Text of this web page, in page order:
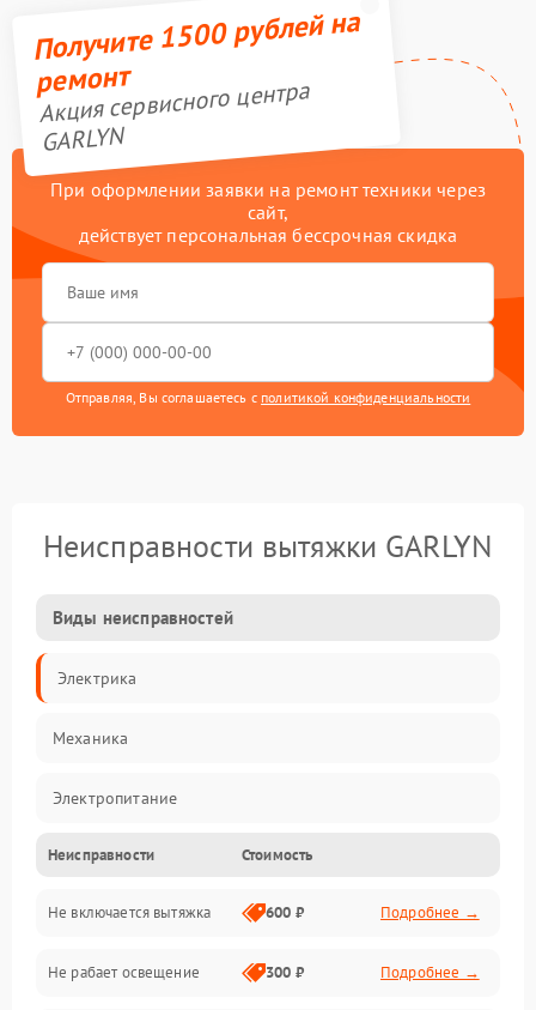
Получите 1500 рублей на
ремонт
Акция сервисного центра
GARLYN
При оформлении заявки на ремонт техники через
сайт,
действует персональная бессрочная скидка
Отправляя, Вы соглашаетесь с политикой конфиденциальности
Неисправности вытяжки GARLYN
Виды неисправностей
Электрика
Механика
Электропитание
Вентиляция
Освещение
Механические повреждения
Неисправности Стоимость
Не включается вытяжка 600 ₽ Подробнее →
Не рабает освещение 300 ₽ Подробнее →